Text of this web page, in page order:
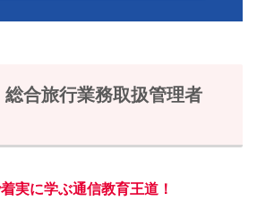
合旅行業務取扱管理者
実に学ぶ通信教育王道！